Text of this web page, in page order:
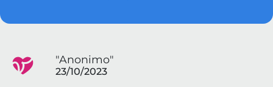
"Anonimo"
23/10/2023